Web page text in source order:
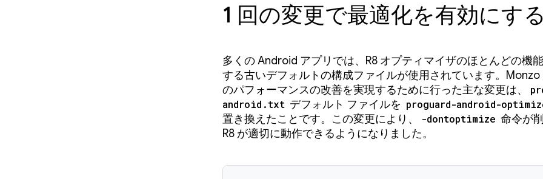
1 回の変更で最適化を有効にする
多くの Android アプリでは、R8 オプティマイザのほとんどの機
する古いデフォルトの構成ファイルが使用されています。Monzo
のパフォーマンスの改善を実現するために行った主な変更は、
android.txt デフォルト ファイルを proguard-android-
置き換えたことです。この変更により、
-dontoptimize 命令が
R8 が適切に動作できるようになりました。